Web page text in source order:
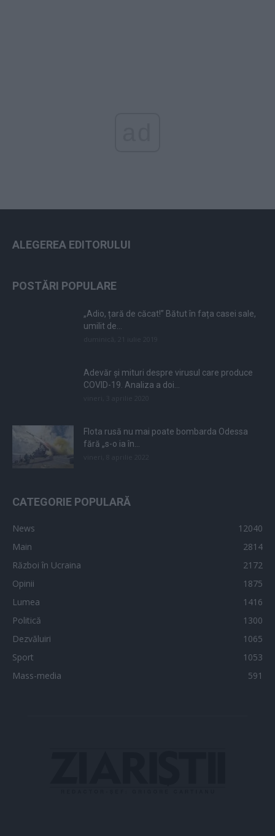
ALEGEREA EDITORULUI
POSTĂRI POPULARE
„Adio, țară de căcat!” Bătut în fața casei sale,
umilit de...
Adevăr și mituri despre virusul care produce
COVID-19. Analiza a doi...
Flota rusă nu mai poate bombarda Odessa
fără „s-o ia în...
CATEGORIE POPULARĂ
News
12040
Main
2814
Război în Ucraina
2172
Opinii
1875
Lumea
1416
Politică
1300
Dezvăluiri
1065
Sport
1053
Mass-media
591